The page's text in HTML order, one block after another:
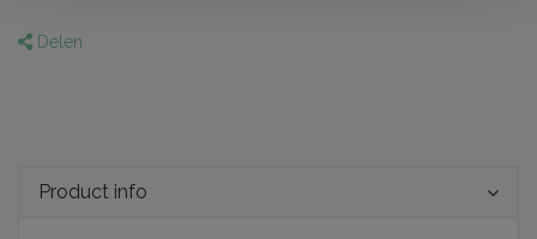
Delen
Product info